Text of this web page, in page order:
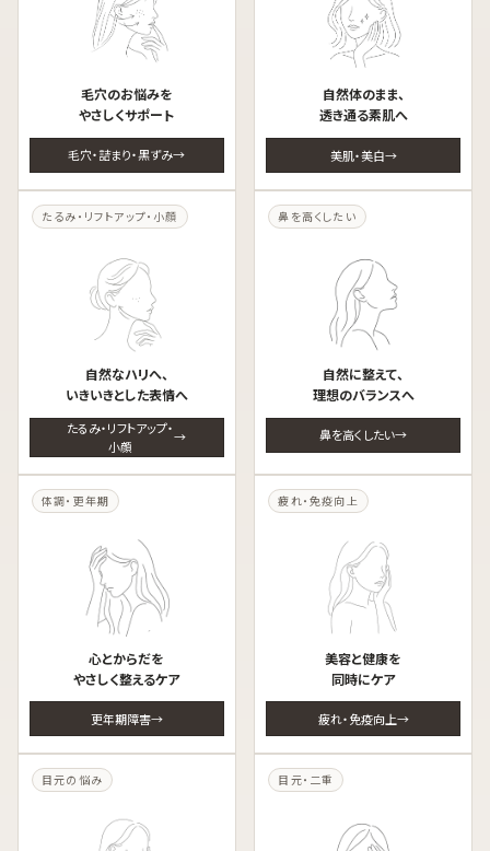
毛穴のお悩みを
やさしくサポート
毛穴・詰まり・黒ずみ
自然体のまま、
透き通る素肌へ
美肌・美白
たるみ・リフトアップ・小顔
自然なハリへ、
いきいきとした表情へ
たるみ・リフトアップ・
小顔
鼻を高くしたい
自然に整えて、
理想のバランスへ
鼻を高くしたい
体調・更年期
心とからだを
やさしく整えるケア
更年期障害
疲れ・免疫向上
美容と健康を
同時にケア
疲れ・免疫向上
目元の悩み 目元・二重